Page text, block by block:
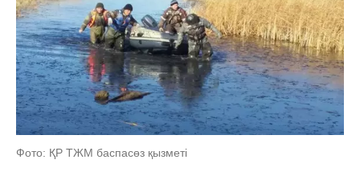
Фото: ҚР ТЖМ баспасөз қызметі